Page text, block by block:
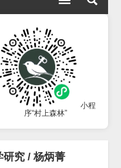
小程
序“村上森林”
研究 / 杨炳菁